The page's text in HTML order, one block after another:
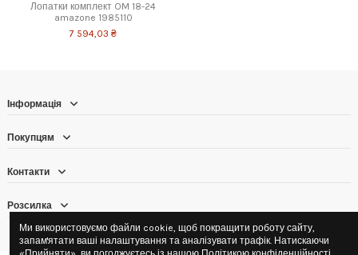
Лопатки комплект OM 18-24
amazone 1985110
7 594,03 ₴
Інформація
Покупцям
Контакти
Розсилка
Ми використовуємо файли cookie, щоб покращити роботу сайту,
запам'ятати ваші налаштування та аналізувати трафік. Натискаючи